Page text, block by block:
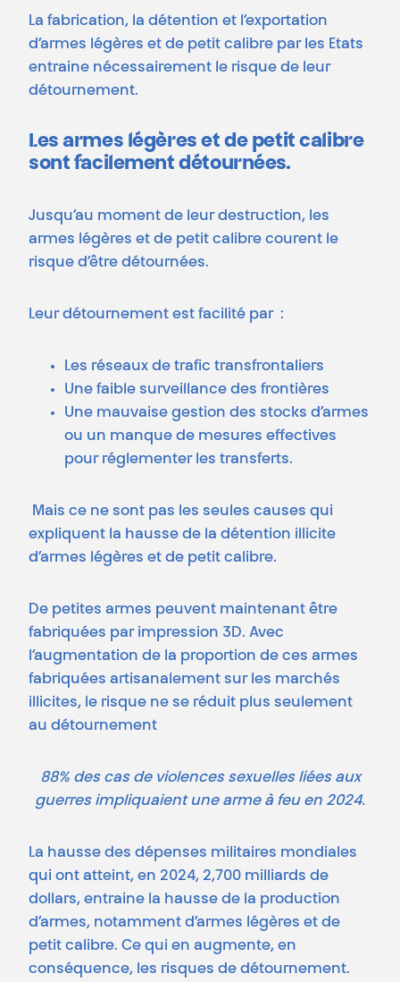
La fabrication, la détention et l’exportation
d’armes légères et de petit calibre par les Etats
entraine nécessairement le risque de leur
détournement.
Les armes légères et de petit calibre
sont facilement détournées.
Jusqu’au moment de leur destruction, les
armes légères et de petit calibre courent le
risque d’être détournées.
Leur détournement est facilité par :
Les réseaux de trafic transfrontaliers
Une faible surveillance des frontières
Une mauvaise gestion des stocks d’armes
ou un manque de mesures effectives
pour réglementer les transferts.
Mais ce ne sont pas les seules causes qui
expliquent la hausse de la détention illicite
d’armes légères et de petit calibre.
De petites armes peuvent maintenant être
fabriquées par impression 3D. Avec
l’augmentation de la proportion de ces armes
fabriquées artisanalement sur les marchés
illicites, le risque ne se réduit plus seulement
au détournement
88% des cas de violences sexuelles liées aux
guerres impliquaient une arme à feu en 2024.
La hausse des dépenses militaires mondiales
qui ont atteint, en 2024, 2,700 milliards de
dollars, entraine la hausse de la production
d’armes, notamment d’armes légères et de
petit calibre. Ce qui en augmente, en
conséquence, les risques de détournement.